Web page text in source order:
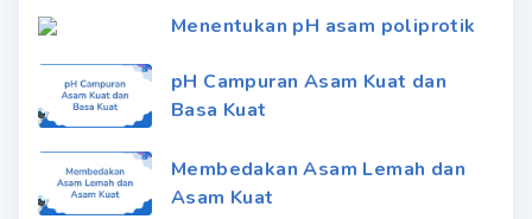
Menentukan pH asam poliprotik
pH Campuran Asam Kuat dan
Basa Kuat
Membedakan Asam Lemah dan
Asam Kuat